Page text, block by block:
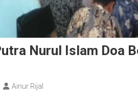
Nurul Islam Doa
Ainur Rijal